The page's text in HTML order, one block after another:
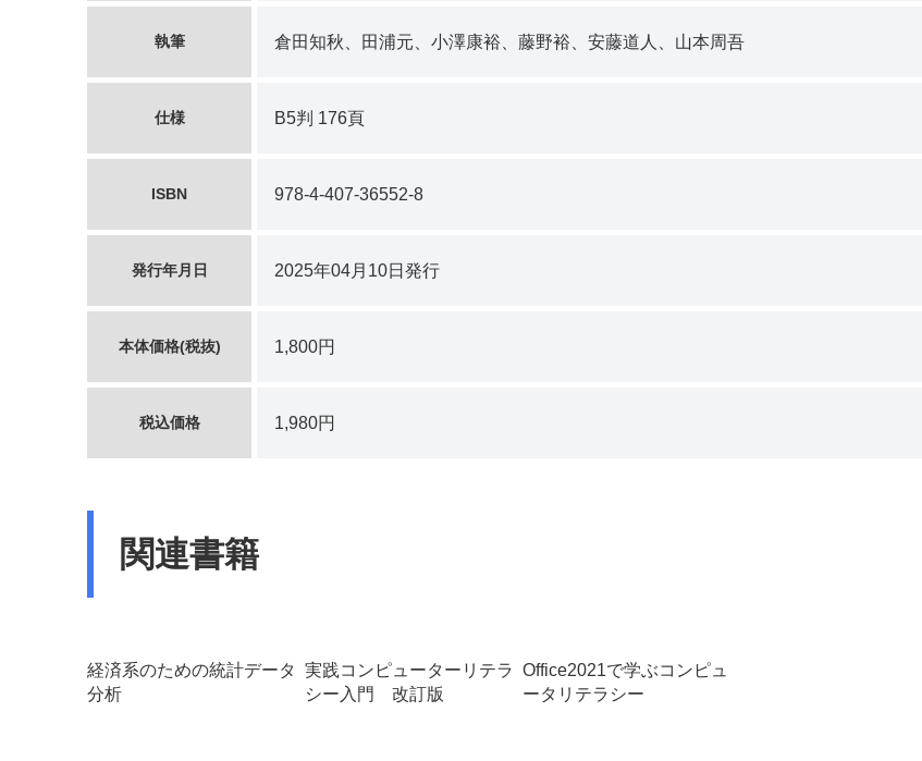
執筆 倉田知秋、田浦元、小澤康裕、藤野裕、安藤道人、山本周吾
仕様 B5判 176頁
ISBN 978-4-407-36552-8
発行年月日 2025年04月10日発行
本体価格(税抜) 1,800円
税込価格 1,980円
関連書籍
経済系のための統計データ
分析
実践コンピューターリテラ
シー入門 改訂版
Office2021で学ぶコンピュ
ータリテラシー